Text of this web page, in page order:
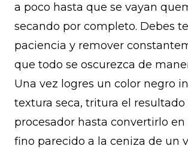
a poco hasta que se vayan
secando por completo. Debes
paciencia y remover
que todo se oscurezca de
Una vez logres un color negro
textura seca, tritura el resultado
procesador hasta convertirlo
fino parecido a la ceniza de un